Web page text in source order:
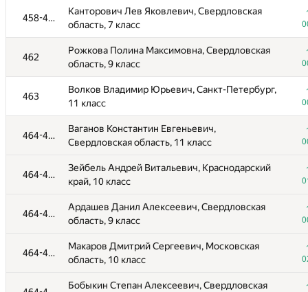
458-461
Канторович Лев Яковлевич, Свердловская
область, 7 класс
462
Рожкова Полина Максимовна, Свердловская
область, 9 класс
463
Волков Владимир Юрьевич, Санкт-Петербург,
11 класс
464-471
Ваганов Константин Евгеньевич,
Свердловская область, 11 класс
464-471
Зейбель Андрей Витальевич, Краснодарский
край, 10 класс
464-471
Ардашев Данил Алексеевич, Свердловская
область, 9 класс
464-471
Макаров Дмитрий Сергеевич, Московская
область, 10 класс
Бобыкин Степан Алексеевич, Свердловская